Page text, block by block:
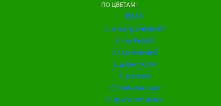
ПО ЦВЕТАМ
Back
С альстромерией
С герберой
С гортензией
С диантусом
С розами
С тюльпанами
С хризантемами